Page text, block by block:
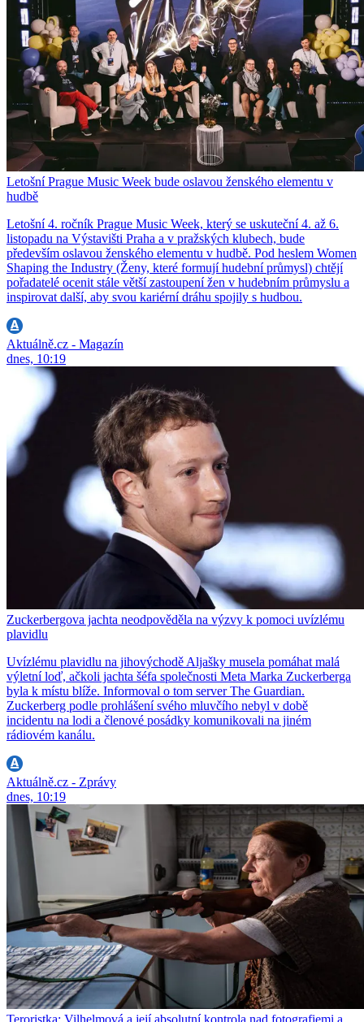
Letošní Prague Music Week bude oslavou ženského elementu v
hudbě
Letošní 4. ročník Prague Music Week, který se uskuteční 4. až 6.
listopadu na Výstavišti Praha a v pražských klubech, bude
především oslavou ženského elementu v hudbě. Pod heslem Women
Shaping the Industry (Ženy, které formují hudební průmysl) chtějí
pořadatelé ocenit stále větší zastoupení žen v hudebním průmyslu a
inspirovat další, aby svou kariérní dráhu spojily s hudbou.
Aktuálně.cz - Magazín
dnes, 10:19
Zuckerbergova jachta neodpověděla na výzvy k pomoci uvízlému
plavidlu
Uvízlému plavidlu na jihovýchodě Aljašky musela pomáhat malá
výletní loď, ačkoli jachta šéfa společnosti Meta Marka Zuckerberga
byla k místu blíže. Informoval o tom server The Guardian.
Zuckerberg podle prohlášení svého mluvčího nebyl v době
incidentu na lodi a členové posádky komunikovali na jiném
rádiovém kanálu.
Aktuálně.cz - Zprávy
dnes, 10:19
Teroristka: Vilhelmová a její absolutní kontrola nad fotografiemi a